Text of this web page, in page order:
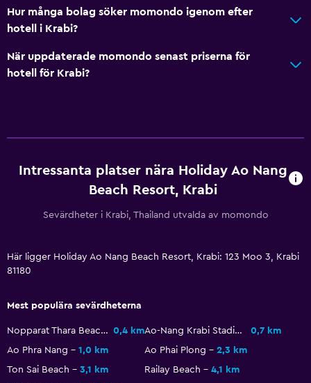
Kakel/marmorgolv
Tjänster och bekvämligheter
Bankomat på plats
Concierge-service
Mötesrum
Utflyktsdisk
Reception dygnet runt
Kassaskåp
Restauranger
Hur många bolag söker momondo igenom efter
hotell i Krabi?
När uppdaterade momondo senast priserna för
hotell för Krabi?
Intressanta platser nära Holiday Ao Nang
Beach Resort, Krabi
Sevärdheter i Krabi, Thailand utvalda av momondo
Här ligger Holiday Ao Nang Beach Resort, Krabi: 123 Moo 3, Krabi
81180
Mest populära sevärdheterna
Nopparat Thara Beach 0,4 km Ao-Nang Krabi Stadium
0,7 km
Ao Phra Nang
1,0 km Ao Phai Plong
2,3 km
Ton Sai Beach
3,1 km Railay Beach
4,1 km